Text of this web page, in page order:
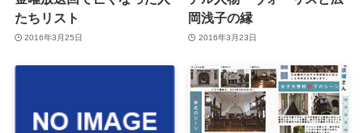
たちリスト
2016年3月25日
岡浅子の縁
2016年3月23日